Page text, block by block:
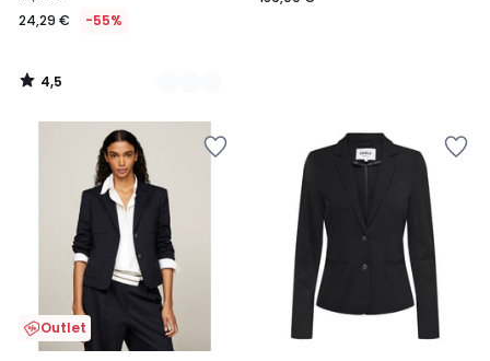
24,29 € -55%
4,5
/
Outlet